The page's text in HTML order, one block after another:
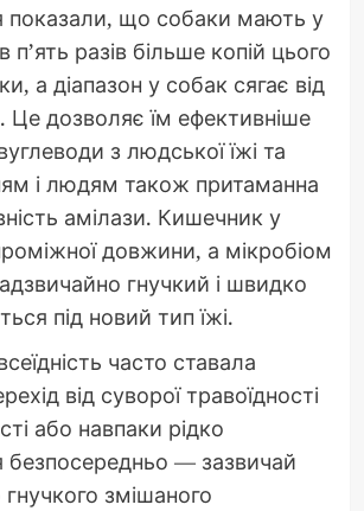
показали, що собаки мають у
разів більше копій цього
а діапазон у собак сягає від
Це дозволяє їм ефективніше
з людської їжі та
і людям також притаманна
амілази. Кишечник у
довжини, а мікробіом
гнучкий і швидко
під новий тип їжі.
часто ставала
від суворої травоїдності
або навпаки рідко
безпосередньо — зазвичай
змішаного